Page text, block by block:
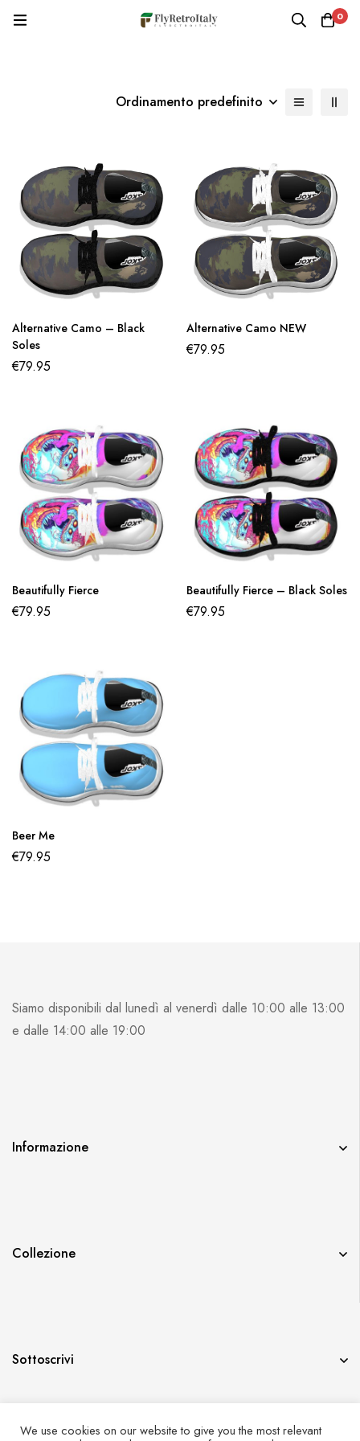
0
Ordinamento predefinito
Alternative Camo – Black
Soles
€79.95
Alternative Camo NEW
€79.95
Beautifully Fierce
€79.95
Beautifully Fierce – Black Soles
€79.95
Beer Me
€79.95
Siamo disponibili dal lunedì al venerdì dalle 10:00 alle 13:00
e dalle 14:00 alle 19:00
Informazione
Collezione
Sottoscrivi
We use cookies on our website to give you the most relevant